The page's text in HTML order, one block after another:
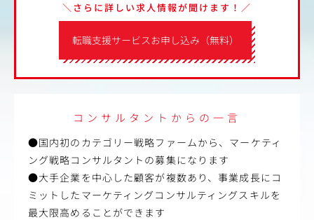
転職支援サービスお申し込み（無料）
＼さらに詳しい求人情報が聞けます！／
コンサルタントからの一言
●国内初のカテゴリー戦略ファームから、マーケティ
ング戦略コンサルタントの募集になります
●大手企業を中心した顧客が複数あり、事業成長にコ
ミットしたマーケティングコンサルティングスキルを
最大限高めることができます